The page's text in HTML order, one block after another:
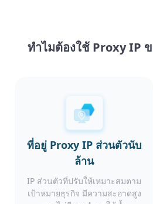
ทำไมต้องใช้ Proxy IP
ที่อยู่ Proxy IP ส่วนตัวนับ
ล้าน
IP ส่วนตัวที่ปรับให้เหมาะสมตาม
เป้าหมายธุรกิจ มีความสะอาดสูง